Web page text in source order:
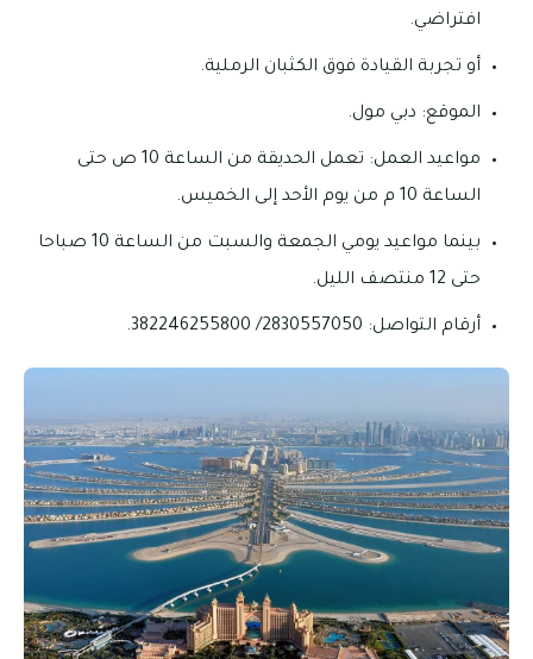
افتراضي.
أو تجربة القيادة فوق الكثبان الرملية.
الموقع: دبي مول.
مواعيد العمل: تعمل الحديقة من الساعة 10 ص حتى
الساعة 10 م من يوم الأحد إلى الخميس.
بينما مواعيد يومي الجمعة والسبت من الساعة 10 صباحا
حتى 12 منتصف الليل.
أرقام التواصل: 2830557050/ 382246255800.